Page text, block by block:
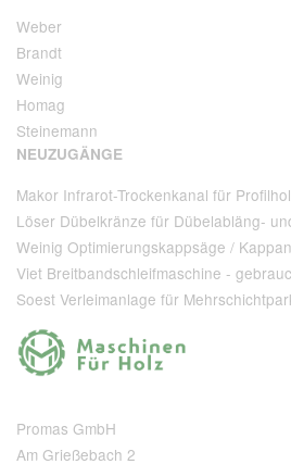
Weber
Brandt
Weinig
Homag
Steinemann
NEUZUGÄNGE
Makor Infrarot-Trockenkanal für
Viet Breitbandschleifmaschine -
Promas GmbH
Am Grießebach 2